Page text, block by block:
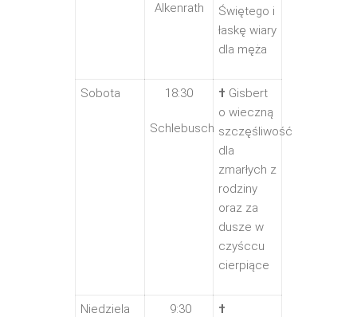
Alkenrath
Świętego i
łaskę wiary
dla męża
Sobota 18:30
Schlebusch
† Gisbert
o wieczną
szczęśliwość
dla
zmarłych z
rodziny
oraz za
dusze w
czyśccu
cierpiące
Niedziela 9:30
†